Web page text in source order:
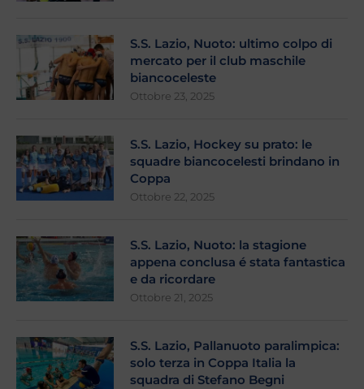
S.S. Lazio, Nuoto: ultimo colpo di
mercato per il club maschile
biancoceleste
Ottobre 23, 2025
S.S. Lazio, Hockey su prato: le
squadre biancocelesti brindano in
Coppa
Ottobre 22, 2025
S.S. Lazio, Nuoto: la stagione
appena conclusa é stata fantastica
e da ricordare
Ottobre 21, 2025
S.S. Lazio, Pallanuoto paralimpica:
solo terza in Coppa Italia la
squadra di Stefano Begni